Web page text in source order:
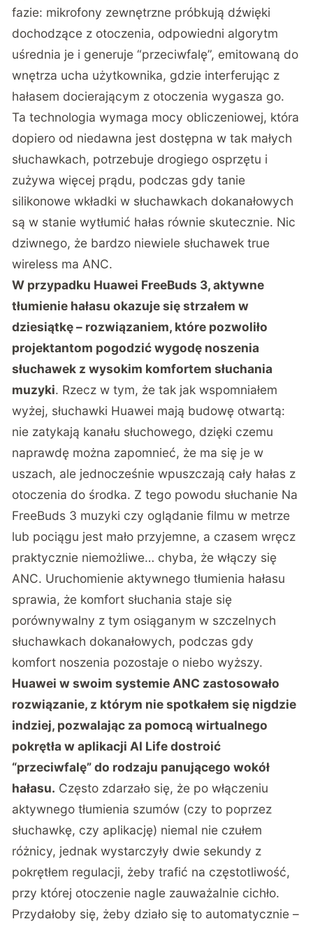
fazie: mikrofony zewnętrzne próbkują dźwięki
dochodzące z otoczenia, odpowiedni algorytm
uśrednia je i generuje “przeciwfalę”, emitowaną do
wnętrza ucha użytkownika, gdzie interferując z
hałasem docierającym z otoczenia wygasza go.
Ta technologia wymaga mocy obliczeniowej, która
dopiero od niedawna jest dostępna w tak małych
słuchawkach, potrzebuje drogiego osprzętu i
zużywa więcej prądu, podczas gdy tanie
silikonowe wkładki w słuchawkach dokanałowych
są w stanie wytłumić hałas równie skutecznie. Nic
dziwnego, że bardzo niewiele słuchawek true
wireless ma ANC.
W przypadku Huawei FreeBuds 3, aktywne
tłumienie hałasu okazuje się strzałem w
dziesiątkę – rozwiązaniem, które pozwoliło
projektantom pogodzić wygodę noszenia
słuchawek z wysokim komfortem słuchania
muzyki. Rzecz w tym, że tak jak wspomniałem
wyżej, słuchawki Huawei mają budowę otwartą:
nie zatykają kanału słuchowego, dzięki czemu
naprawdę można zapomnieć, że ma się je w
uszach, ale jednocześnie wpuszczają cały hałas z
otoczenia do środka. Z tego powodu słuchanie Na
FreeBuds 3 muzyki czy oglądanie filmu w metrze
lub pociągu jest mało przyjemne, a czasem wręcz
praktycznie niemożliwe… chyba, że włączy się
ANC. Uruchomienie aktywnego tłumienia hałasu
sprawia, że komfort słuchania staje się
porównywalny z tym osiąganym w szczelnych
słuchawkach dokanałowych, podczas gdy
komfort noszenia pozostaje o niebo wyższy.
Huawei w swoim systemie ANC zastosowało
rozwiązanie, z którym nie spotkałem się nigdzie
indziej, pozwalając za pomocą wirtualnego
pokrętła w aplikacji AI Life dostroić
“przeciwfalę” do rodzaju panującego wokół
hałasu. Często zdarzało się, że po włączeniu
aktywnego tłumienia szumów (czy to poprzez
słuchawkę, czy aplikację) niemal nie czułem
różnicy, jednak wystarczyły dwie sekundy z
pokrętłem regulacji, żeby trafić na częstotliwość,
przy której otoczenie nagle zauważalnie cichło.
Przydałoby się, żeby działo się to automatycznie –